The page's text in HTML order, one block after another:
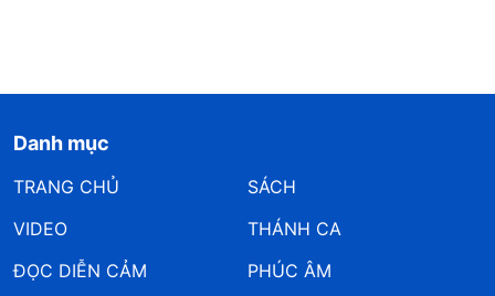
Danh mục
TRANG CHỦ
SÁCH
VIDEO
THÁNH CA
ĐỌC DIỄN CẢM
PHÚC ÂM